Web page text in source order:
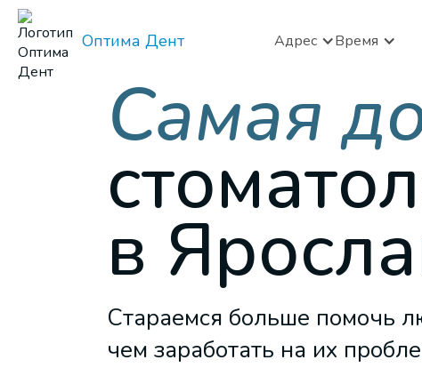
Оптима Дент Адрес Время
Самая
в
Стараемся больше помочь
чем заработать на их